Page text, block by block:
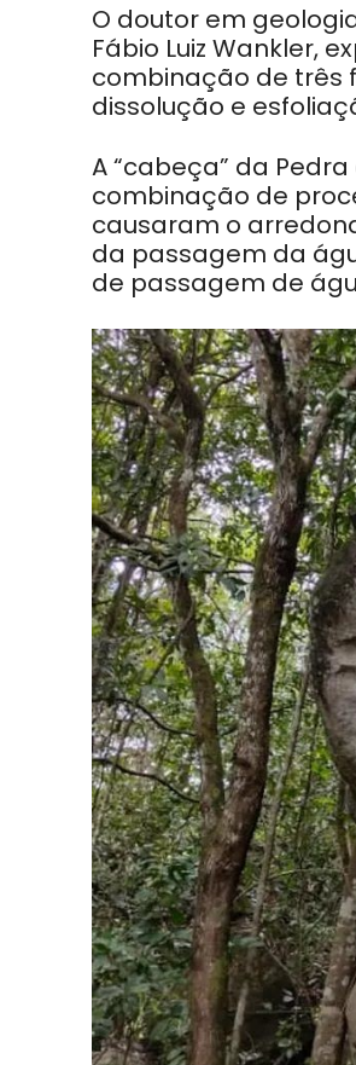
O doutor em
Fábio Luiz Wankler,
combinação de três
dissolução e
A “cabeça” da
combinação de
causaram o
da passagem da
de passagem de